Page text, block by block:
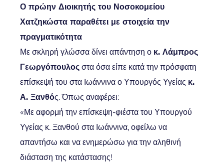
Ο πρώην Διοικητής του Νοσοκομείου
Χατζηκώστα παραθέτει με στοιχεία την
πραγματικότητα
Με σκληρή γλώσσα δίνει απάντηση ο κ. Λάμπρος
Γεωργόπουλος στα όσα είπε κατά την πρόσφατη
επίσκεψή του στα Ιωάννινα ο Υπουργός Υγείας κ.
Α. Ξανθός. Όπως αναφέρει:
«Με αφορμή την επίσκεψη-φιέστα του Υπουργού
Υγείας κ. Ξανθού στα Ιωάννινα, οφείλω να
απαντήσω και να ενημερώσω για την αληθινή
διάσταση της κατάστασης!